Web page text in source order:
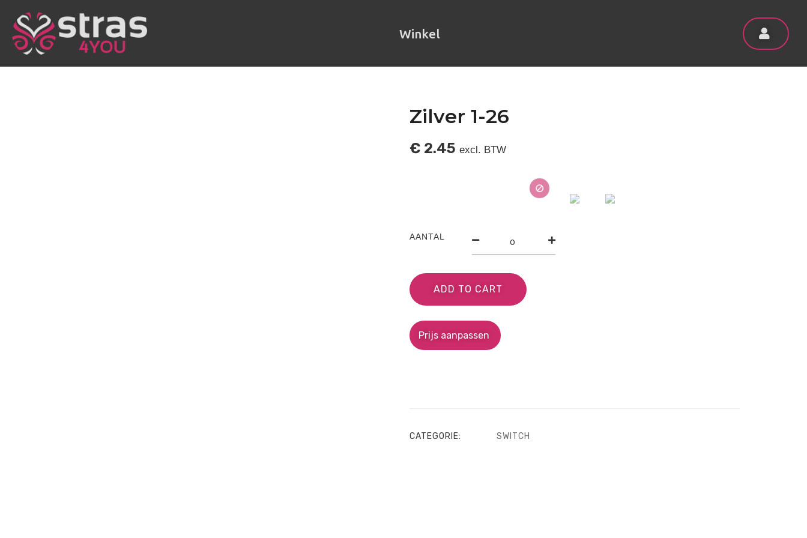
Winkel
Zilver 1-26
€ 2.45 excl. BTW
AANTAL
ADD TO CART
Prijs aanpassen
CATEGORIE: SWITCH